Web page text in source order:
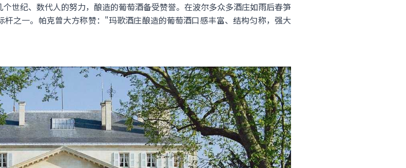
世纪、数代人的努力，酿造的葡萄酒备受赞誉。在波尔多众多酒庄如雨后春笋
之一。帕克曾大方称赞："玛歌酒庄酿造的葡萄酒口感丰富、结构匀称，强大